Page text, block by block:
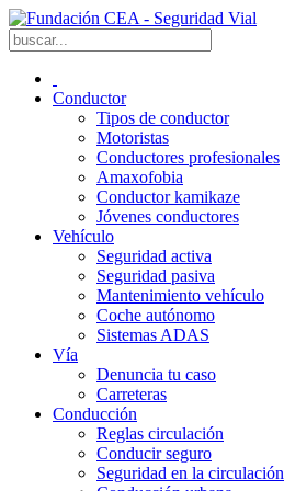
Conductor
Tipos de conductor
Motoristas
Conductores profesionales
Amaxofobia
Conductor kamikaze
Jóvenes conductores
Vehículo
Seguridad activa
Seguridad pasiva
Mantenimiento vehículo
Coche autónomo
Sistemas ADAS
Vía
Denuncia tu caso
Carreteras
Conducción
Reglas circulación
Conducir seguro
Seguridad en la circulación